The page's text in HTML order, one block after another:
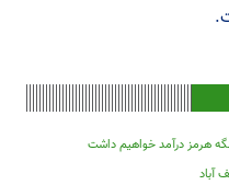
هرمز درآمد خواهیم داشت
آباد